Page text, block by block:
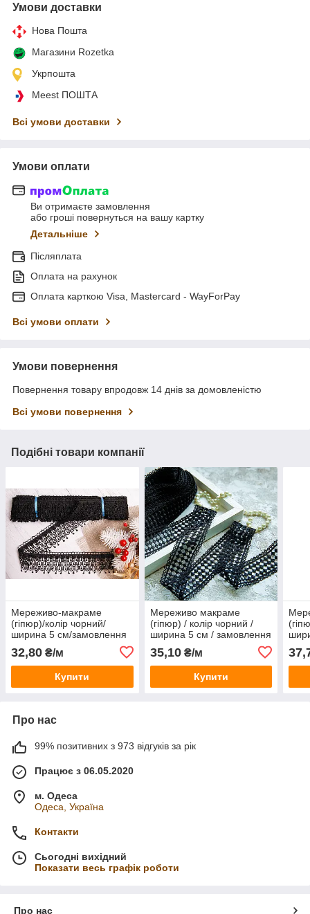
Умови доставки
Нова Пошта
Магазини Rozetka
Укрпошта
Meest ПОШТА
Всі умови доставки
Умови оплати
Ви отримаєте замовлення
або гроші повернуться на вашу картку
Детальніше
Післяплата
Оплата на рахунок
Оплата карткою Visa, Mastercard - WayForPay
Всі умови оплати
Умови повернення
Повернення товару впродовж 14 днів за домовленістю
Всі умови повернення
Подібні товари компанії
Мереживо-макраме
(гіпюр)/колір чорний/
ширина 5 см/замовлення
32,80 ₴/м
Купити
Мереживо макраме
(гіпюр) / колір чорний /
ширина 5 см / замовлення
35,10₴/м
Купити
Про нас
99% позитивних з 973 відгуків за рік
Працює з 06.05.2020
м. Одеса
Одеса, Україна
Контакти
Сьогодні вихідний
Показати весь графік роботи
Про нас